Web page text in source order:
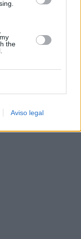
the
Aviso legal